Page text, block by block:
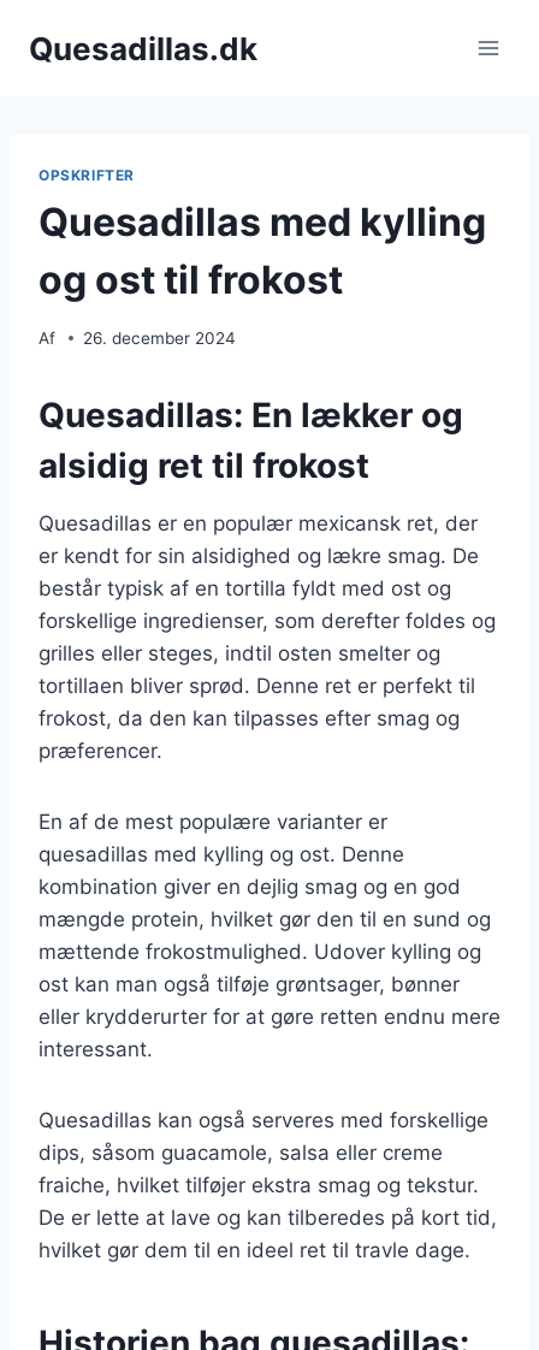
Quesadillas.dk
OPSKRIFTER
Quesadillas med kylling
og ost til frokost
Af 26. december 2024
Quesadillas: En lækker og
alsidig ret til frokost
Quesadillas er en populær mexicansk ret, der
er kendt for sin alsidighed og lækre smag. De
består typisk af en tortilla fyldt med ost og
forskellige ingredienser, som derefter foldes og
grilles eller steges, indtil osten smelter og
tortillaen bliver sprød. Denne ret er perfekt til
frokost, da den kan tilpasses efter smag og
præferencer.
En af de mest populære varianter er
quesadillas med kylling og ost. Denne
kombination giver en dejlig smag og en god
mængde protein, hvilket gør den til en sund og
mættende frokostmulighed. Udover kylling og
ost kan man også tilføje grøntsager, bønner
eller krydderurter for at gøre retten endnu mere
interessant.
Quesadillas kan også serveres med forskellige
dips, såsom guacamole, salsa eller creme
fraiche, hvilket tilføjer ekstra smag og tekstur.
De er lette at lave og kan tilberedes på kort tid,
hvilket gør dem til en ideel ret til travle dage.